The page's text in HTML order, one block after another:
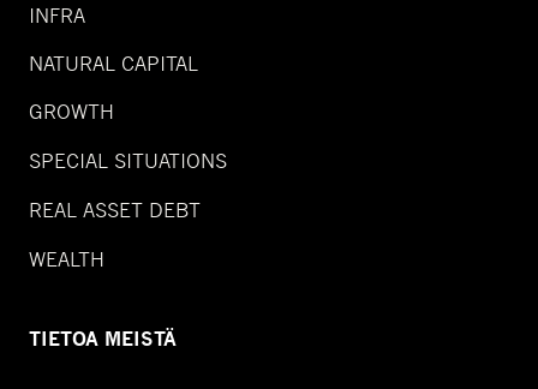
INFRA
NATURAL CAPITAL
GROWTH
SPECIAL SITUATIONS
REAL ASSET DEBT
WEALTH
TIETOA MEISTÄ